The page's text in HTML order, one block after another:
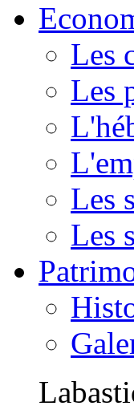
Les
Les
Les
Les